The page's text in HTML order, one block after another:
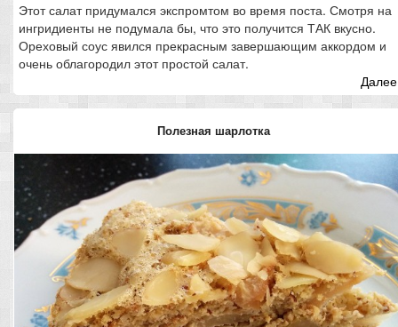
Этот салат придумался экспромтом во время поста. Смотря на
ингридиенты не подумала бы, что это получится ТАК вкусно.
Ореховый соус явился прекрасным завершающим аккордом и
очень облагородил этот простой салат.
Полезная шарлотка